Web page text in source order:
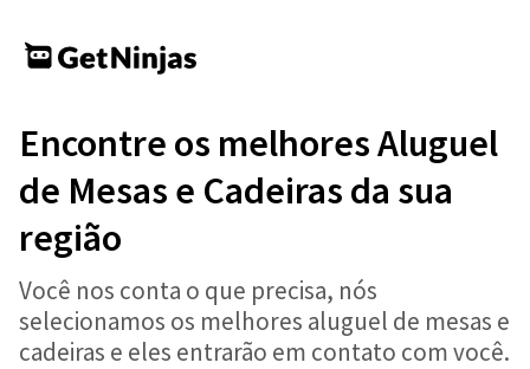
Encontre os melhores Aluguel
de Mesas e Cadeiras da sua
região
Você nos conta o que precisa, nós
selecionamos os melhores aluguel de mesas e
cadeiras e eles entrarão em contato com você.